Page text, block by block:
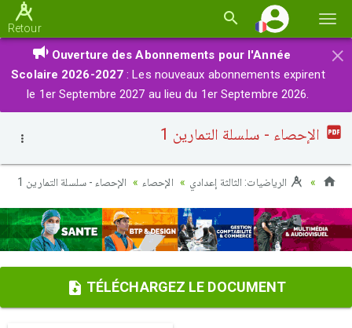
la
Retour
×
Ouverture des Abonnements pour l'Année
Scolaire 2026-2027 : Les nouveaux abonnements expirent
le 1er Septembre 2027 au lieu du 1er Septembre 2026.
الإحصاء - سلسلة التمارين 1
الرياضيات: الثالثة إعدادي الإحصاء الإحصاء - سلسلة التمارين 1
TÉLÉCHARGEZ LE DOCUMENT